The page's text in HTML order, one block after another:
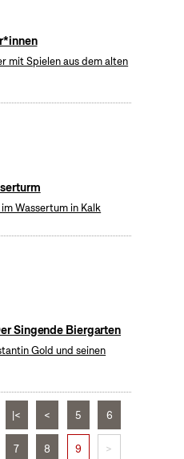
mit Spielen aus dem alten
Wassertum in Kalk
Singende Biergarten
Gold und seinen
|< < 5 6
7 8 9 >